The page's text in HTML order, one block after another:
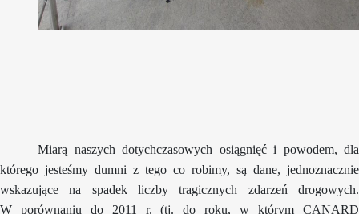
Miarą naszych dotychczasowych osiągnięć i powodem, dla
którego jesteśmy dumni z tego co robimy, są dane, jednoznacznie
wskazujące na spadek liczby tragicznych zdarzeń drogowych.
W porównaniu do 2011 r. (tj. do roku, w którym CANARD